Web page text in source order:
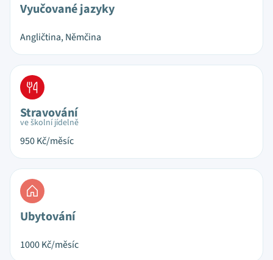
Vyučované jazyky
Angličtina, Němčina
Stravování
ve školní jídelně
950Kč/měsíc
Ubytování
1000Kč/měsíc